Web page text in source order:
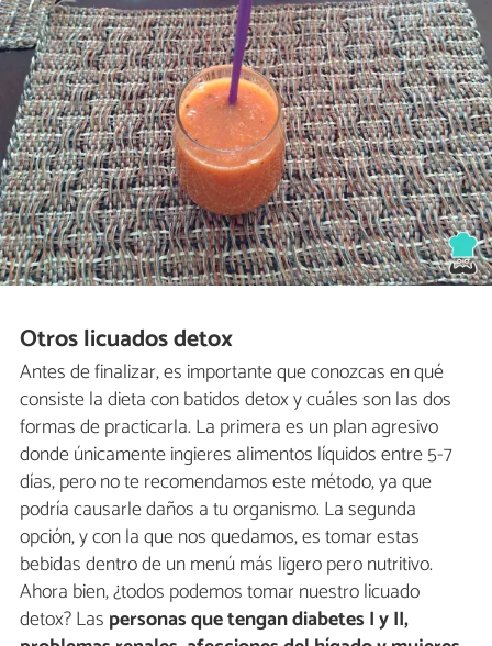
Otros licuados detox
Antes de finalizar, es importante que conozcas en qué
consiste la dieta con batidos detox y cuáles son las dos
formas de practicarla. La primera es un plan agresivo
donde únicamente ingieres alimentos líquidos entre 5-7
días, pero no te recomendamos este método, ya que
podría causarle daños a tu organismo. La segunda
opción, y con la que nos quedamos, es tomar estas
bebidas dentro de un menú más ligero pero nutritivo.
Ahora bien, ¿todos podemos tomar nuestro licuado
detox? Las personas que tengan diabetes I y II,